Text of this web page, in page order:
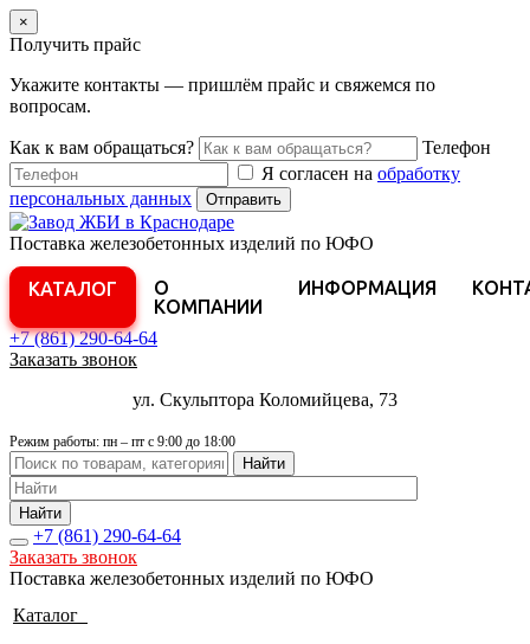
×
Получить прайс
Укажите контакты — пришлём прайс и свяжемся по
вопросам.
Как к вам обращаться?
Телефон
Я согласен на обработку
персональных данных
Отправить
Поставка железобетонных изделий по ЮФО
КАТАЛОГ
О
КОМПАНИИ
ИНФОРМАЦИЯ
+7 (861)290-64-64
Заказать звонок
ул. Скульптора Коломийцева, 73
Режим работы: пн – пт с 9:00 до 18:00
Найти
Найти
+7 (861) 290-64-64
Заказать звонок
Поставка железобетонных изделий по ЮФО
Каталог